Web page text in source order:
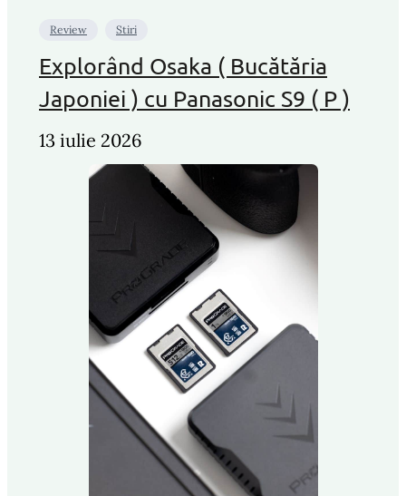
Review Stiri
Explorând Osaka ( Bucătăria
Japoniei ) cu Panasonic S9 ( P )
13 iulie 2026